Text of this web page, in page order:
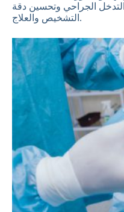
التدخل الجراحي وتحسين دقة
التشخيص والعلاج.